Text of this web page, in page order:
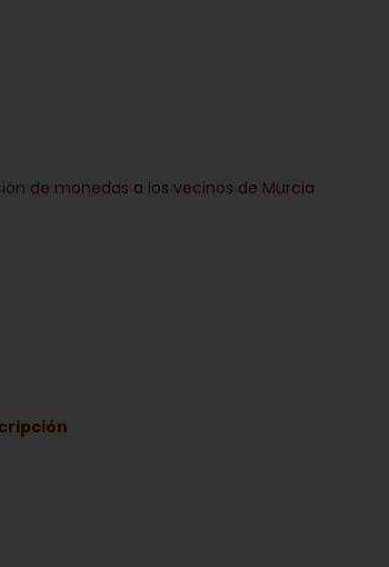
de monedas a los vecinos de Murcia